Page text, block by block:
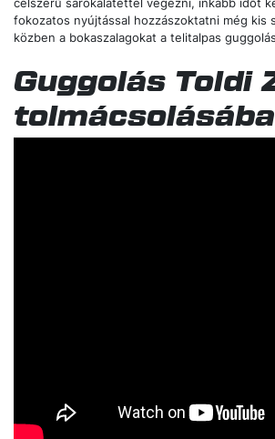
Mindenesetre az igazi, széles terpeszes,
célszerű sarokalátéttel végezni, inkább időt
fokozatos nyújtással hozzászoktatni még kis
Guggolás Toldi